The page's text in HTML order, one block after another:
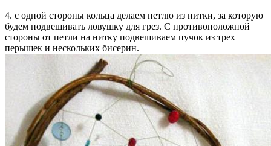
4. с одной стороны кольца делаем петлю из нитки, за которую
будем подвешивать ловушку для грез. С противоположной
стороны от петли на нитку подвешиваем пучок из трех
перышек и нескольких бисерин.